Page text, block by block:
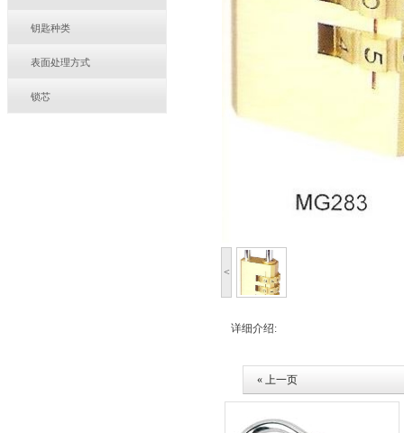
钥匙种类
表面处理方式
锁芯
<
详细介绍:
« 上一页